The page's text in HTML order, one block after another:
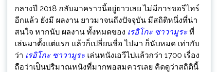
กลางปี 2018 กลับมาคราวนี้อยู่ยาวเลย ไม่มีการขอรีไทร์
อีกแล้ว ยังมี ผลงาน ยาวมาจนถึงปัจจุบัน มีสถิติหนึ่งที่น่า
สนใจ หากนับ ผลงาน ทั้งหมดของ เรอิโกะ ซาวามูระ ที่
เล่นมาตั้งแต่แรก แล้วก็เปลี่ยนชื่อ ไปมา ก็นับหมด เท่ากับ
ว่า เรอิโกะ ซาวามูระ เล่นหนังเอวีไปแล้วกว่า 1700 เรื่อง
ถือว่าเป็นปริมาณหนังที่มากพอสมควรเลย คิดดูว่าสถิตินี้